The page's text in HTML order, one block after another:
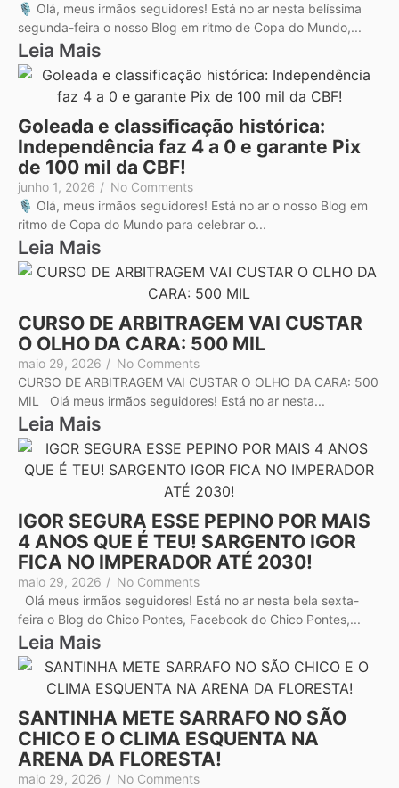
🎙️ Olá, meus irmãos seguidores! Está no ar nesta belíssima
segunda-feira o nosso Blog em ritmo de Copa do Mundo,...
Leia Mais
Goleada e classificação histórica:
Independência faz 4 a 0 e garante Pix
de 100 mil da CBF!
junho 1, 2026 / No Comments
🎙️ Olá, meus irmãos seguidores! Está no ar o nosso Blog em
ritmo de Copa do Mundo para celebrar o...
Leia Mais
CURSO DE ARBITRAGEM VAI CUSTAR
O OLHO DA CARA: 500 MIL
maio 29, 2026 / No Comments
CURSO DE ARBITRAGEM VAI CUSTAR O OLHO DA CARA: 500
MIL Olá meus irmãos seguidores! Está no ar nesta...
Leia Mais
IGOR SEGURA ESSE PEPINO POR MAIS
4 ANOS QUE É TEU! SARGENTO IGOR
FICA NO IMPERADOR ATÉ 2030!
maio 29, 2026 / No Comments
Olá meus irmãos seguidores! Está no ar nesta bela sexta-
feira o Blog do Chico Pontes, Facebook do Chico Pontes,...
Leia Mais
SANTINHA METE SARRAFO NO SÃO
CHICO E O CLIMA ESQUENTA NA
ARENA DA FLORESTA!
maio 29, 2026 / No Comments